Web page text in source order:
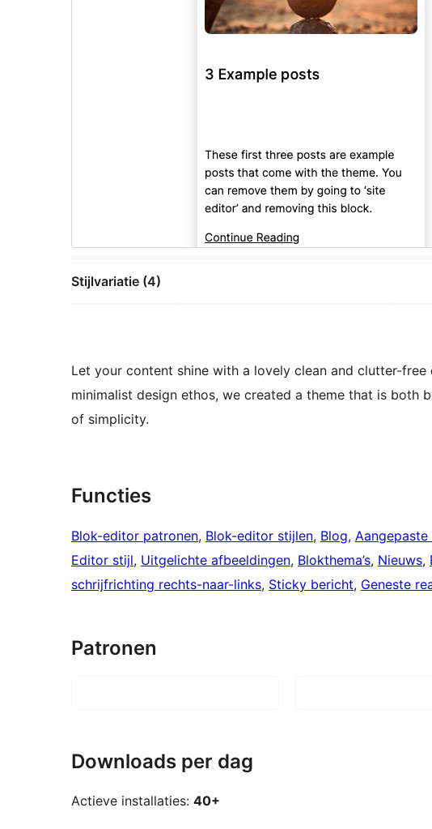
Stijlvariatie (4)
Let your content shine with a lovely clean and clutter-
minimalist design ethos, we created a theme that is both
of simplicity.
Functies
Blok-editor patronen, Blok-editor stijlen, Blog, Aangepaste
Editor stijl, Uitgelichte afbeeldingen, Blokthema’s, Nieuws,
schrijfrichting rechts-naar-links, Sticky bericht, Geneste
Patronen
Downloads per dag
Actieve installaties: 40+